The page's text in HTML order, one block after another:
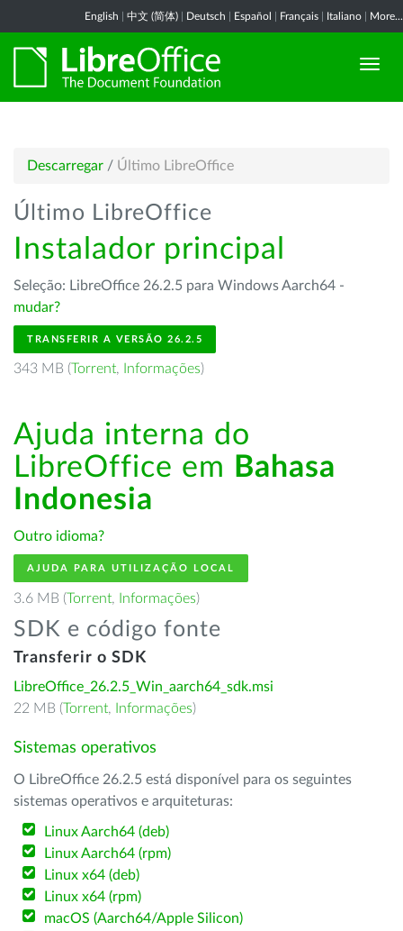
English 中文 (简体) Deutsch Español Français Italiano More...
Descarregar / Último LibreOffice
Último LibreOffice
Instalador principal
Seleção: LibreOffice 26.2.5 para Windows Aarch64 -
mudar?
TRANSFERIR A VERSÃO 26.2.5
343 MB (Torrent, Informações)
Ajuda interna do
LibreOffice em Bahasa
Indonesia
Outro idioma?
AJUDA PARA UTILIZAÇÃO LOCAL
3.6 MB (Torrent, Informações)
SDK e código fonte
Transferir o SDK
LibreOffice_26.2.5_Win_aarch64_sdk.msi
22 MB (Torrent, Informações)
Sistemas operativos
O LibreOffice 26.2.5 está disponível para os seguintes
sistemas operativos e arquiteturas:
Linux Aarch64 (deb)
Linux Aarch64 (rpm)
Linux x64 (deb)
Linux x64 (rpm)
macOS (Aarch64/Apple Silicon)